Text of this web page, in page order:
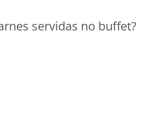
servidas no buffet?